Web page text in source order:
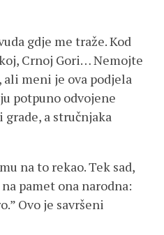
gdje me traže. Kod
Crnoj Gori… Nemojte
meni je ova podjela
potpuno odvojene
a stručnjaka
na to rekao. Tek sad,
pamet ona narodna:
Ovo je savršeni